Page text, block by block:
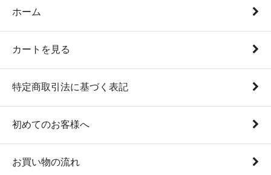
ホーム
カートを見る
特定商取引法に基づく表記
初めてのお客様へ
お買い物の流れ